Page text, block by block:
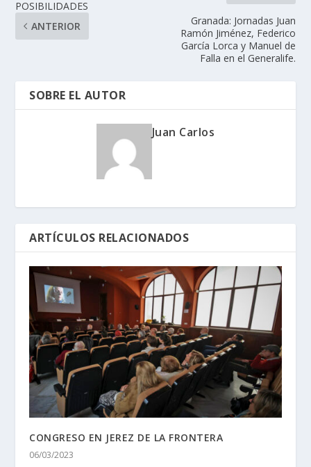
POSIBILIDADES
ANTERIOR
Granada: Jornadas Juan
Ramón Jiménez, Federico
García Lorca y Manuel de
Falla en el Generalife.
SOBRE EL AUTOR
Juan Carlos
ARTÍCULOS RELACIONADOS
CONGRESO EN JEREZ DE LA FRONTERA
06/03/2023